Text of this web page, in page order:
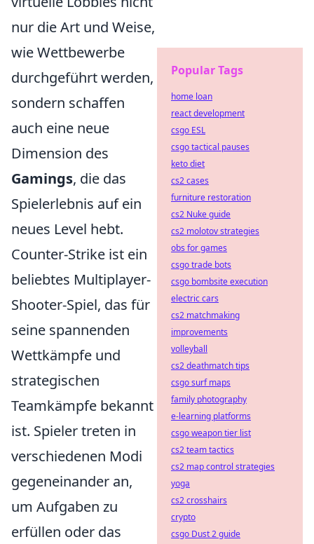
nur die Art und Weise,
wie Wettbewerbe
durchgeführt werden,
sondern schaffen
auch eine neue
Dimension des
Gamings, die das
Spielerlebnis auf ein
neues Level hebt.
Counter-Strike ist ein
beliebtes Multiplayer-
Shooter-Spiel, das für
seine spannenden
Wettkämpfe und
strategischen
Teamkämpfe bekannt
ist. Spieler treten in
verschiedenen Modi
gegeneinander an,
um Aufgaben zu
erfüllen oder das
Popular Tags
home loan
react development
csgo ESL
csgo tactical pauses
keto diet
cs2 cases
furniture restoration
cs2 Nuke guide
cs2 molotov strategies
obs for games
csgo trade bots
csgo bombsite execution
electric cars
cs2 matchmaking
improvements
volleyball
cs2 deathmatch tips
csgo surf maps
family photography
e-learning platforms
csgo weapon tier list
cs2 team tactics
cs2 map control strategies
yoga
cs2 crosshairs
crypto
csgo Dust 2 guide